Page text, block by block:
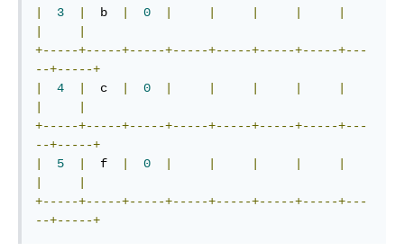
3
  b
0
+-----+-----+-----+-----+-----+-----+-----+---
--+-----+
4
  c
0
+-----+-----+-----+-----+-----+-----+-----+---
--+-----+
5
  f
0
+-----+-----+-----+-----+-----+-----+-----+---
--+-----+